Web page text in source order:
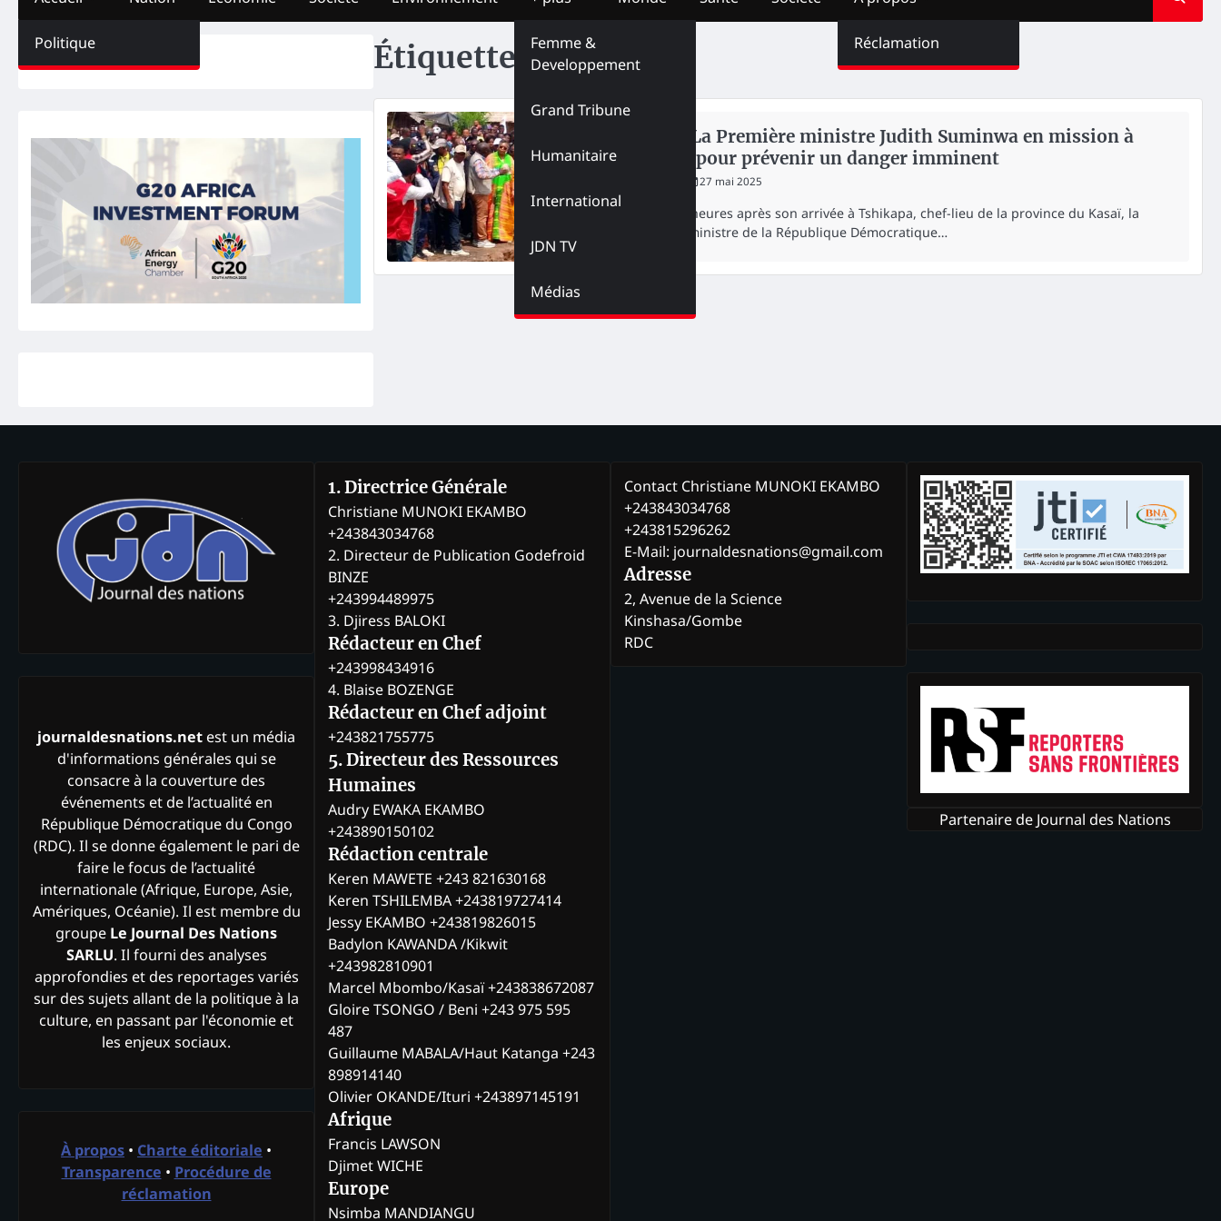
Politique
Femme &
Developpement
Grand Tribune
Humanitaire
International
JDN TV
Médias
Réclamation
Étiquette :Loange
NATION
Kasaï : La Première ministre Judith Suminwa en mission à
Loange pour prévenir un danger imminent
27 mai 2025
Quelques heures après son arrivée à Tshikapa, chef-lieu de la province du Kasaï, la
Première ministre de la République Démocratique…
journaldesnations.net est un média
d'informations générales qui se
consacre à la couverture des
événements et de l’actualité en
République Démocratique du Congo
(RDC). Il se donne également le pari de
faire le focus de l’actualité
internationale (Afrique, Europe, Asie,
Amériques, Océanie). Il est membre du
groupe Le Journal Des Nations
SARLU. Il fourni des analyses
approfondies et des reportages variés
sur des sujets allant de la politique à la
culture, en passant par l'économie et
les enjeux sociaux.
À propos • Charte éditoriale •
Transparence • Procédure de
réclamation
1. Directrice Générale
Christiane MUNOKI EKAMBO
+243843034768
2. Directeur de Publication Godefroid
BINZE
+243994489975
3. Djiress BALOKI
Rédacteur en Chef
+243998434916
4. Blaise BOZENGE
Rédacteur en Chef adjoint
+243821755775
5. Directeur des Ressources
Humaines
Audry EWAKA EKAMBO
+243890150102
Rédaction centrale
Keren MAWETE +243 821630168
Keren TSHILEMBA +243819727414
Jessy EKAMBO +243819826015
Badylon KAWANDA /Kikwit
+243982810901
Marcel Mbombo/Kasaï +243838672087
Gloire TSONGO / Beni +243 975 595
487
Guillaume MABALA/Haut Katanga +243
898914140
Olivier OKANDE/Ituri +243897145191
Afrique
Francis LAWSON
Djimet WICHE
Europe
Nsimba MANDIANGU
Contact Christiane MUNOKI EKAMBO
+243843034768
+243815296262
E-Mail: journaldesnations@gmail.com
Adresse
2, Avenue de la Science
Kinshasa/Gombe
RDC
Partenaire de Journal des Nations